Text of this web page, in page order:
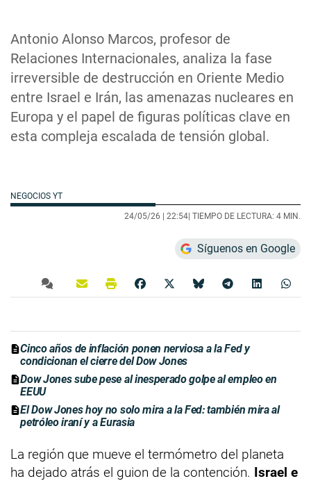
Antonio Alonso Marcos, profesor de
Relaciones Internacionales, analiza la fase
irreversible de destrucción en Oriente Medio
entre Israel e Irán, las amenazas nucleares en
Europa y el papel de figuras políticas clave en
esta compleja escalada de tensión global.
NEGOCIOS YT
24/05/26 | 22:54| TIEMPO DE LECTURA: 4 MIN.
Síguenos en Google
Cinco años de inflación ponen nerviosa a la Fed y
condicionan el cierre del Dow Jones
Dow Jones sube pese al inesperado golpe al empleo en
EEUU
El Dow Jones hoy no solo mira a la Fed: también mira al
petróleo iraní y a Eurasia
La región que mueve el termómetro del planeta
ha dejado atrás el guion de la contención. Israel e